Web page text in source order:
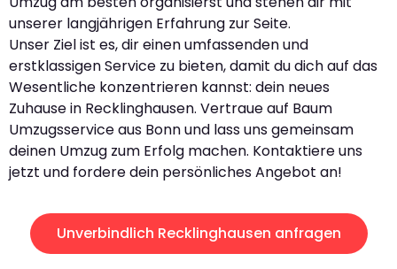
unserer langjährigen Erfahrung zur Seite.
Unser Ziel ist es, dir einen umfassenden und
erstklassigen Service zu bieten, damit du dich auf das
Wesentliche konzentrieren kannst: dein neues
Zuhause in Recklinghausen. Vertraue auf Baum
Umzugsservice aus Bonn und lass uns gemeinsam
deinen Umzug zum Erfolg machen. Kontaktiere uns
jetzt und fordere dein persönliches Angebot an!
Unverbindlich Recklinghausen anfragen